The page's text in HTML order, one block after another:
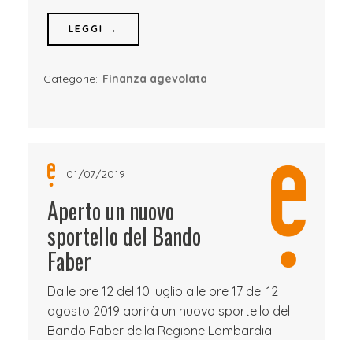
LEGGI →
Categorie: Finanza agevolata
01/07/2019
Aperto un nuovo
sportello del Bando
Faber
Dalle ore 12 del 10 luglio alle ore 17 del 12
agosto 2019 aprirà un nuovo sportello del
Bando Faber della Regione Lombardia.